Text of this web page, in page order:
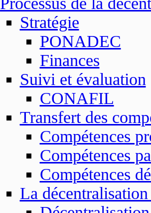
Stratégie
PONADEC
Finances
Suivi et évaluation
CONAFIL
Transfert des
Compétences
Compétences
Compétences
La